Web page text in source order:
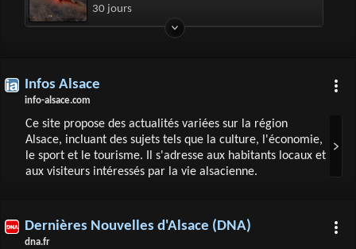
auteur est lorrain
30 jours
Infos Alsace
info-alsace.com
Ce site propose des actualités variées sur la région
Alsace, incluant des sujets tels que la culture, l'économie,
le sport et le tourisme. Il s'adresse aux habitants locaux et
aux visiteurs intéressés par la vie alsacienne.
Dernières Nouvelles d'Alsace (DNA)
dna.fr